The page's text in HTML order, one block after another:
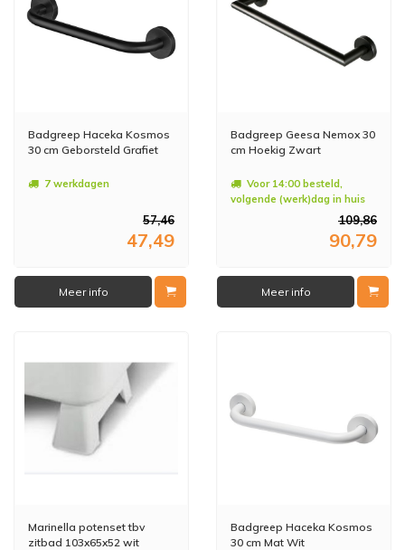
Badgreep Haceka Kosmos
30 cm Geborsteld Grafiet
7 werkdagen
57,46
47,49
Meer info
Badgreep Geesa Nemox 30
cm Hoekig Zwart
Voor 14:00 besteld,
volgende (werk)dag in huis
109,86
90,79
Meer info
Marinella potenset tbv
zitbad 103x65x52 wit
Badgreep Haceka Kosmos
30 cm Mat Wit